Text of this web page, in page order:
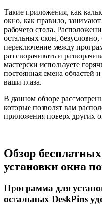
Такие приложения, как
окно, как правило,
рабочего стола.
остальных окон,
переключение между
раз сворачивать и
мастерски используете
постоянная смена областей
ваши глаза.
В данном обзоре
которые позволят вам
приложения поверх других
Обзор
установки окна
Программа для
остальных DeskPins